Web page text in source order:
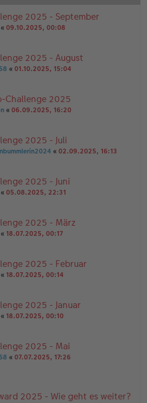
2025 - September
« 09.10.2025, 00:08
2025 - August
« 01.10.2025, 15:04
Challenge 2025
« 06.09.2025, 16:20
2025 - Juli
« 02.09.2025, 16:13
2025 - Juni
« 05.08.2025, 22:31
2025 - März
« 18.07.2025, 00:17
2025 - Februar
« 18.07.2025, 00:14
2025 - Januar
« 18.07.2025, 00:10
2025 - Mai
« 07.07.2025, 17:26
2025 - Wie geht es weiter?